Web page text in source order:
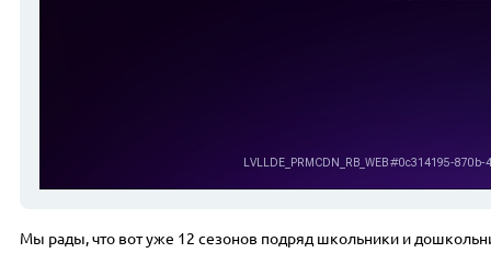
Мы рады, что вот уже 12 сезонов подряд школьники и